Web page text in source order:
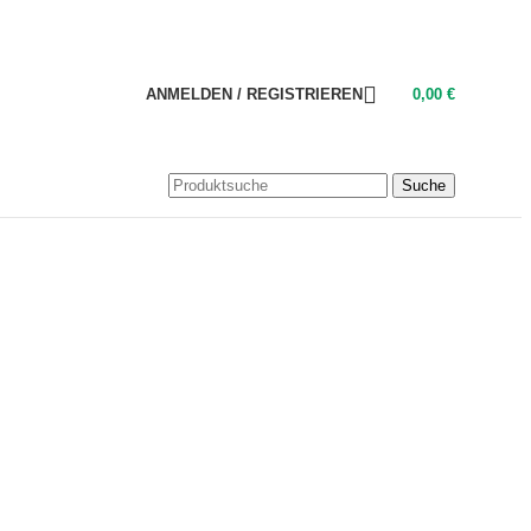
ANMELDEN / REGISTRIEREN 0,00 €
Suche